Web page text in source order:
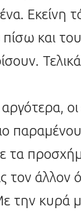
Εκείνη
και
οι
τα
τον άλλον
την κυρά